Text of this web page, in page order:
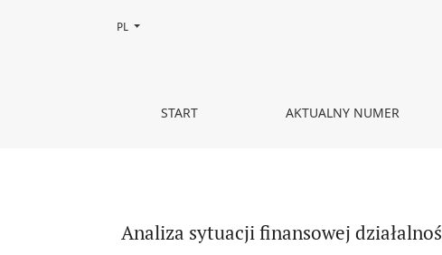
Analiza sytuacji finansowej działalności dydaktycznej
START AKTUALNY NUMER
Zmień język, obecnie wybrany to:
PL
Analiza sytuacji finansowej